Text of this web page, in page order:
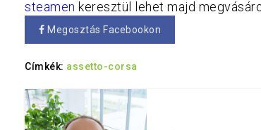
steamen keresztül lehet majd
Megosztás Facebookon
Címkék: assetto-corsa